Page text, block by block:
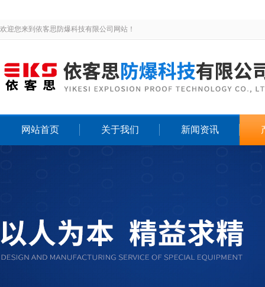
欢迎您来到依客思防爆科技有限公司网站！
网站首页 关于我们 新闻资讯